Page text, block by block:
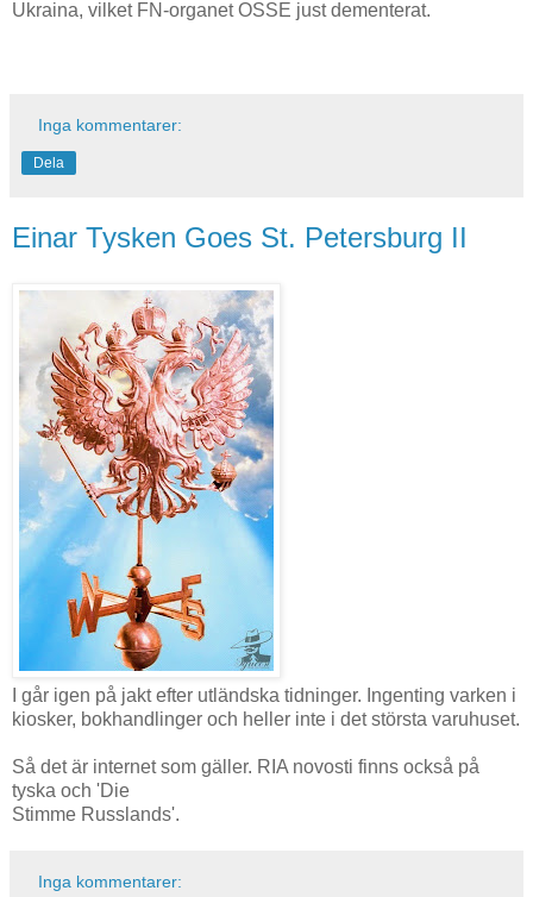
Ukraina, vilket FN-organet OSSE just dementerat.
Inga kommentarer:
Dela
Einar Tysken Goes St. Petersburg II
I går igen på jakt efter utländska tidninger. Ingenting varken i
kiosker, bokhandlinger och heller inte i det största varuhuset.
Så det är internet som gäller. RIA novosti finns också på
tyska och 'Die
Stimme Russlands'.
Inga kommentarer: